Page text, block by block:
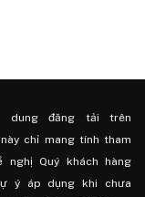
dung đăng tải trên
chỉ mang tính tham
nghị Quý khách hàng
ý áp dụng khi chưa